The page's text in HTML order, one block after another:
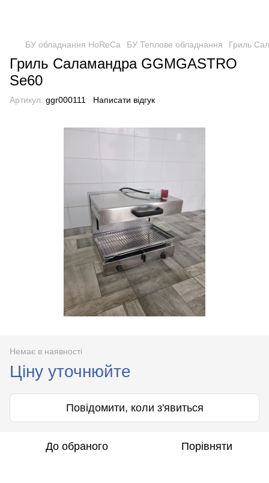
БУ обладнання HoReCa БУ Теплове обладнання Гриль
Гриль Саламандра GGMGASTRO
Se60
Артикул: ggr000111 Написати відгук
Немає в наявності
Ціну уточнюйте
Повідомити, коли з'явиться
До обраного Порівняти